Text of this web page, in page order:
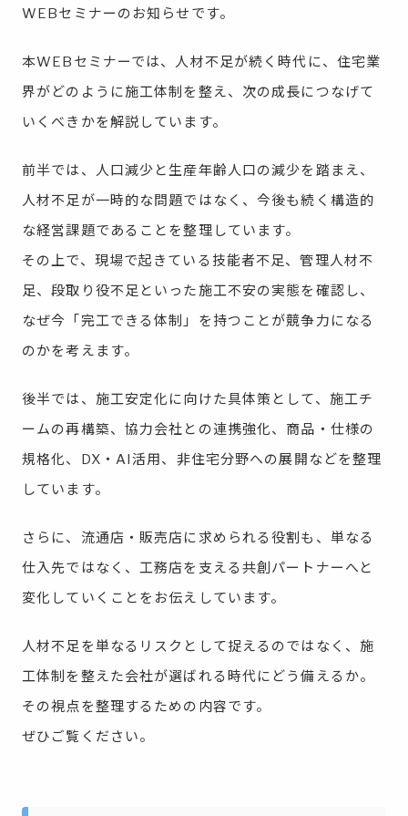
WEBセミナーのお知らせです。
本WEBセミナーでは、人材不足が続く時代に、住宅業
界がどのように施工体制を整え、次の成長につなげて
いくべきかを解説しています。
前半では、人口減少と生産年齢人口の減少を踏まえ、
人材不足が一時的な問題ではなく、今後も続く構造的
な経営課題であることを整理しています。
その上で、現場で起きている技能者不足、管理人材不
足、段取り役不足といった施工不安の実態を確認し、
なぜ今「完工できる体制」を持つことが競争力になる
のかを考えます。
後半では、施工安定化に向けた具体策として、施工チ
ームの再構築、協力会社との連携強化、商品・仕様の
規格化、DX・AI活用、非住宅分野への展開などを整理
しています。
さらに、流通店・販売店に求められる役割も、単なる
仕入先ではなく、工務店を支える共創パートナーへと
変化していくことをお伝えしています。
人材不足を単なるリスクとして捉えるのではなく、施
工体制を整えた会社が選ばれる時代にどう備えるか。
その視点を整理するための内容です。
ぜひご覧ください。